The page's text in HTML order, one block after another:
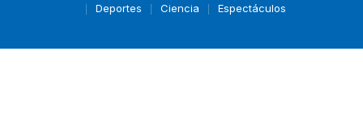
Deportes
Ciencia Espectáculos